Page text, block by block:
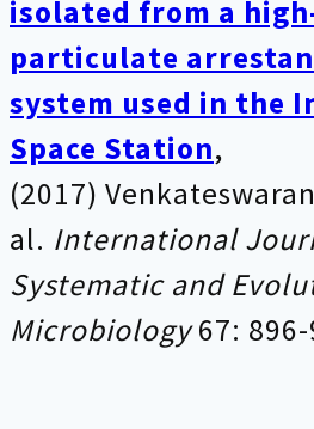
isolated from a
particulate
system used in the
Space Station,
(2017)
al. International
Systematic and
Microbiology67: 896-